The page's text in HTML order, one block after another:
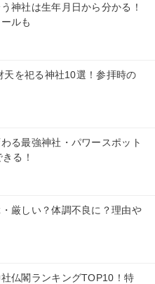
神社は生年月日から分かる！
ルも
天を祀る神社10選！参拝時の
わる最強神社・パワースポット
る！
厳しい？体調不良に？理由や
仏閣ランキングTOP10！特